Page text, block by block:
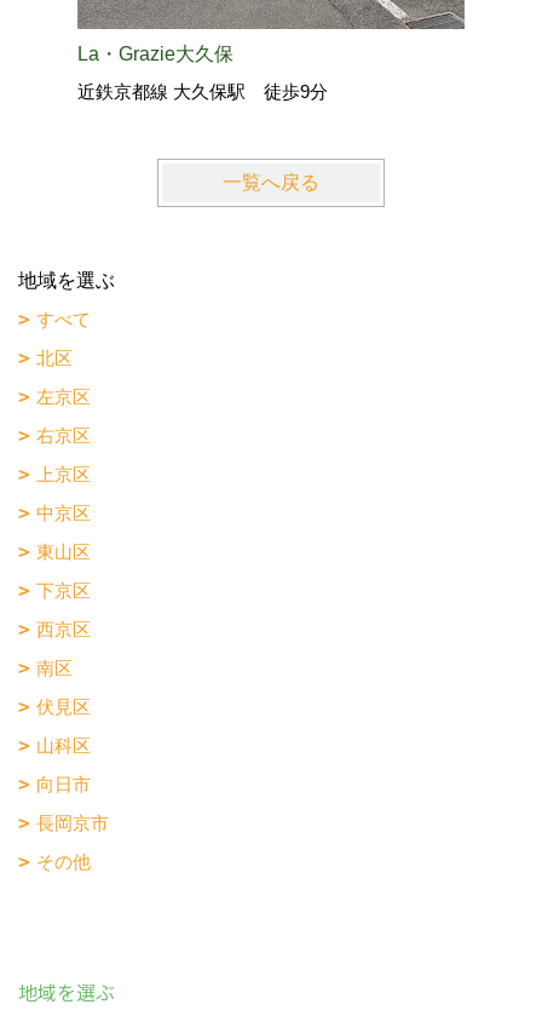
La・Grazie大久保
近鉄京都線 大久保駅 徒歩9分
一覧へ戻る
地域を選ぶ
すべて
北区
左京区
右京区
上京区
中京区
東山区
下京区
西京区
南区
伏見区
山科区
向日市
長岡京市
その他
地域を選ぶ